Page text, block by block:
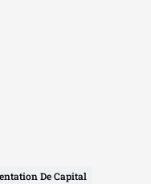
De Capital